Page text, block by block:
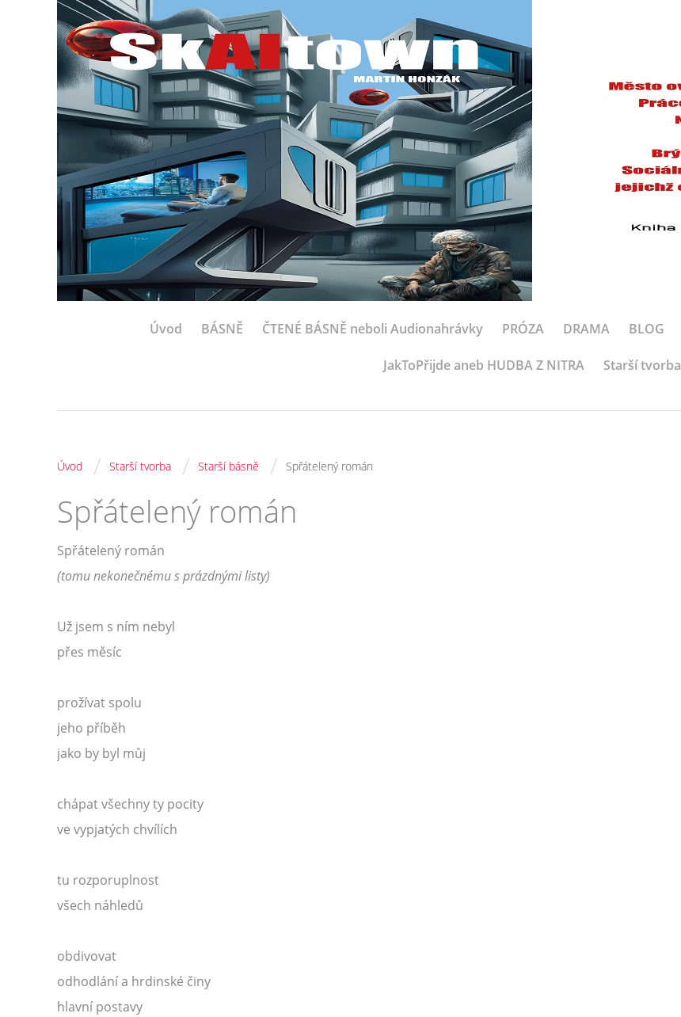
Úvod BÁSNĚ ČTENÉ BÁSNĚ neboli Audionahrávky PRÓZA DRAMA BLOG
JakToPřijde aneb HUDBA Z NITRA Starší tvorba
Úvod / Starší tvorba / Starší básně / Spřátelený román
Spřátelený román
Spřátelený román
(tomu nekonečnému s prázdnými listy)
Už jsem s ním nebyl
přes měsíc
prožívat spolu
jeho příběh
jako by byl můj
chápat všechny ty pocity
ve vypjatých chvílích
tu rozporuplnost
všech náhledů
obdivovat
odhodlání a hrdinské činy
hlavní postavy